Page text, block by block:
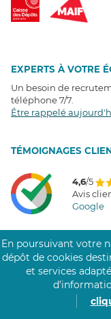
EXPERTS À VOTRE
Un besoin de
téléphone 7/7
Être rappelé
TÉMOIGNAGES
4,6/5
Avis
Google
COMMUNAUTÉ
En poursuivant votre
dépôt de cookies
et services